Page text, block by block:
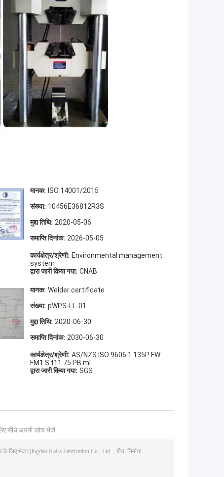
मानक: ISO 14001/2015
संख्या: 10456E36812R3S
मुद्दा तिथि: 2020-05-06
समाप्ति दिनांक: 2026-05-05
कार्यक्षेत्र/श्रेणी: Environmental management
system
द्वारा जारी किया गया: CNAB
मानक: Welder certificate
संख्या: pWPS-LL-01
मुद्दा तिथि: 2020-06-30
समाप्ति दिनांक: 2030-06-30
कार्यक्षेत्र/श्रेणी: AS/NZS ISO 9606.1 135P FW
FM1 S t11.75 PB ml
द्वारा जारी किया गया: SGS
सीधे अपनी जांच भेजें